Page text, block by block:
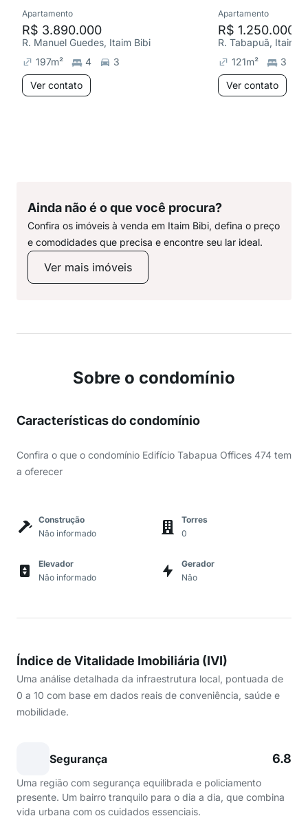
Apartamento
R$ 3.890.000
R. Manuel Guedes, Itaim Bibi
197m² 4
3
Ver contato
Apartamento
R$ 1.250.000
R. Tabapuã, Itaim
121m²
3
Ver contato
Ainda não é o que você procura?
Confira os imóveis à venda em Itaim Bibi, defina o preço
e comodidades que precisa e encontre seu lar ideal.
Ver mais imóveis
Sobre o condomínio
Características do condomínio
Confira o que o condomínio Edifício Tabapua Offices 474 tem
a oferecer
Construção
Não informado
Torres
0
Elevador
Não informado
Gerador
Não
Índice de Vitalidade Imobiliária (IVI)
Uma análise detalhada da infraestrutura local, pontuada de
0 a 10 com base em dados reais de conveniência, saúde e
mobilidade.
Segurança 6.8
Uma região com segurança equilibrada e policiamento
presente. Um bairro tranquilo para o dia a dia, que combina
vida urbana com os cuidados essenciais.